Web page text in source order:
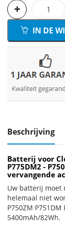
IN DE
Beschrijving
Batterij voor
P775DM2 -
vervangende
Uw batterij moet
helemaal niet
P750ZM
5400mAh/82Wh.